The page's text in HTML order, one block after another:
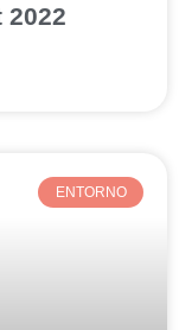
ENTORNO